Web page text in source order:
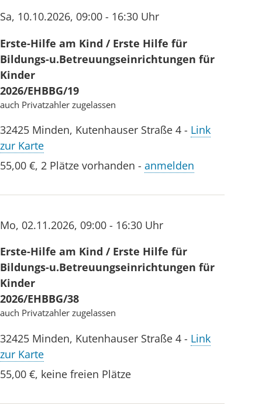
Sa, 10.10.2026, 09:00 - 16:30 Uhr
Erste-Hilfe am Kind / Erste Hilfe für
Bildungs-u.Betreuungseinrichtungen für
Kinder
2026/EHBBG/19
auch Privatzahler zugelassen
32425 Minden, Kutenhauser Straße 4 - Link
zur Karte
55,00 €, 2 Plätze vorhanden - anmelden
Mo, 02.11.2026, 09:00 - 16:30 Uhr
Erste-Hilfe am Kind / Erste Hilfe für
Bildungs-u.Betreuungseinrichtungen für
Kinder
2026/EHBBG/38
auch Privatzahler zugelassen
32425 Minden, Kutenhauser Straße 4 - Link
zur Karte
55,00 €, keine freien Plätze